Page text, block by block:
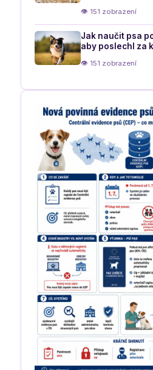
👁 151 zobrazení
Jak naučit psa
aby poslechl za
👁 151 zobrazení